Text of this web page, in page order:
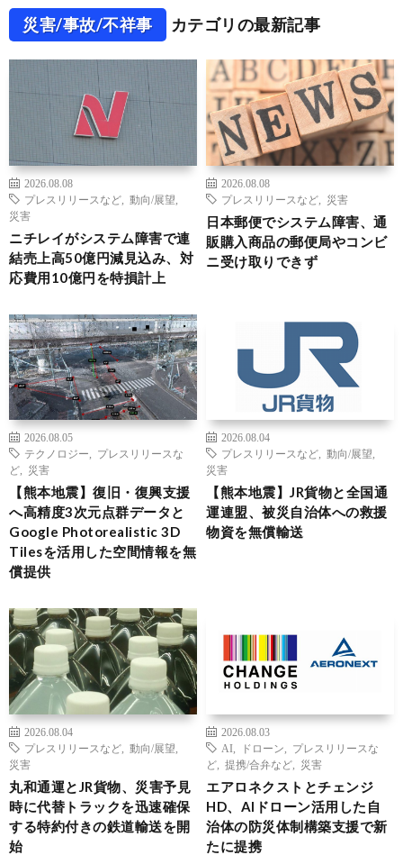
災害/事故/不祥事 カテゴリの最新記事
2026.08.08
プレスリリースなど
動向/展望
災害
ニチレイがシステム障害で連
結売上高50億円減見込み、対
応費用10億円を特損計上
2026.08.08
プレスリリースなど
災害
日本郵便でシステム障害、通
販購入商品の郵便局やコンビ
ニ受け取りできず
2026.08.05
テクノロジー
プレスリリースな
ど
災害
【熊本地震】復旧・復興支援
へ高精度3次元点群データと
Google Photorealistic 3D
Tilesを活用した空間情報を無
償提供
2026.08.04
プレスリリースなど
動向/展望
災害
【熊本地震】JR貨物と全国通
運連盟、被災自治体への救援
物資を無償輸送
2026.08.04
プレスリリースなど
動向/展望
災害
丸和通運とJR貨物、災害予見
時に代替トラックを迅速確保
する特約付きの鉄道輸送を開
始
2026.08.03
AI
ドローン
プレスリリースな
ど
提携/合弁など 災害
エアロネクストとチェンジ
HD、AIドローン活用した自
治体の防災体制構築支援で新
たに提携